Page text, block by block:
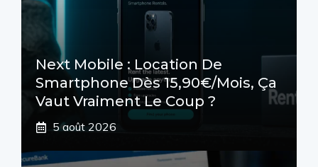
Next Mobile : Location De
Smartphone Dès 15,90€/mois, Ça
Vaut Vraiment Le Coup ?
5 août 2026